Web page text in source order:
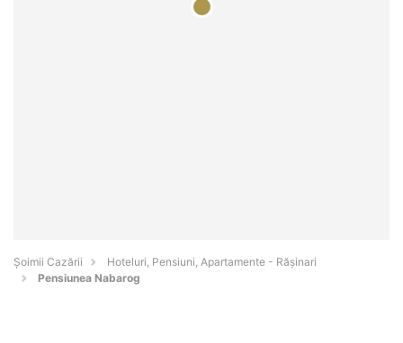
Șoimii Cazării
Hoteluri, Pensiuni, Apartamente - Răşinari
Pensiunea Nabarog